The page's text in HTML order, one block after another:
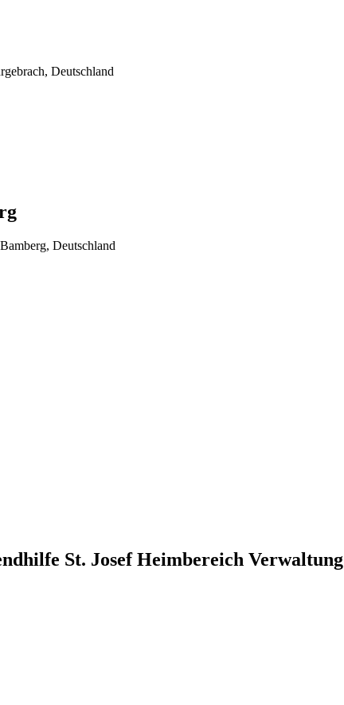
Deutschland
Deutschland
St. Josef Heimbereich Verwaltung